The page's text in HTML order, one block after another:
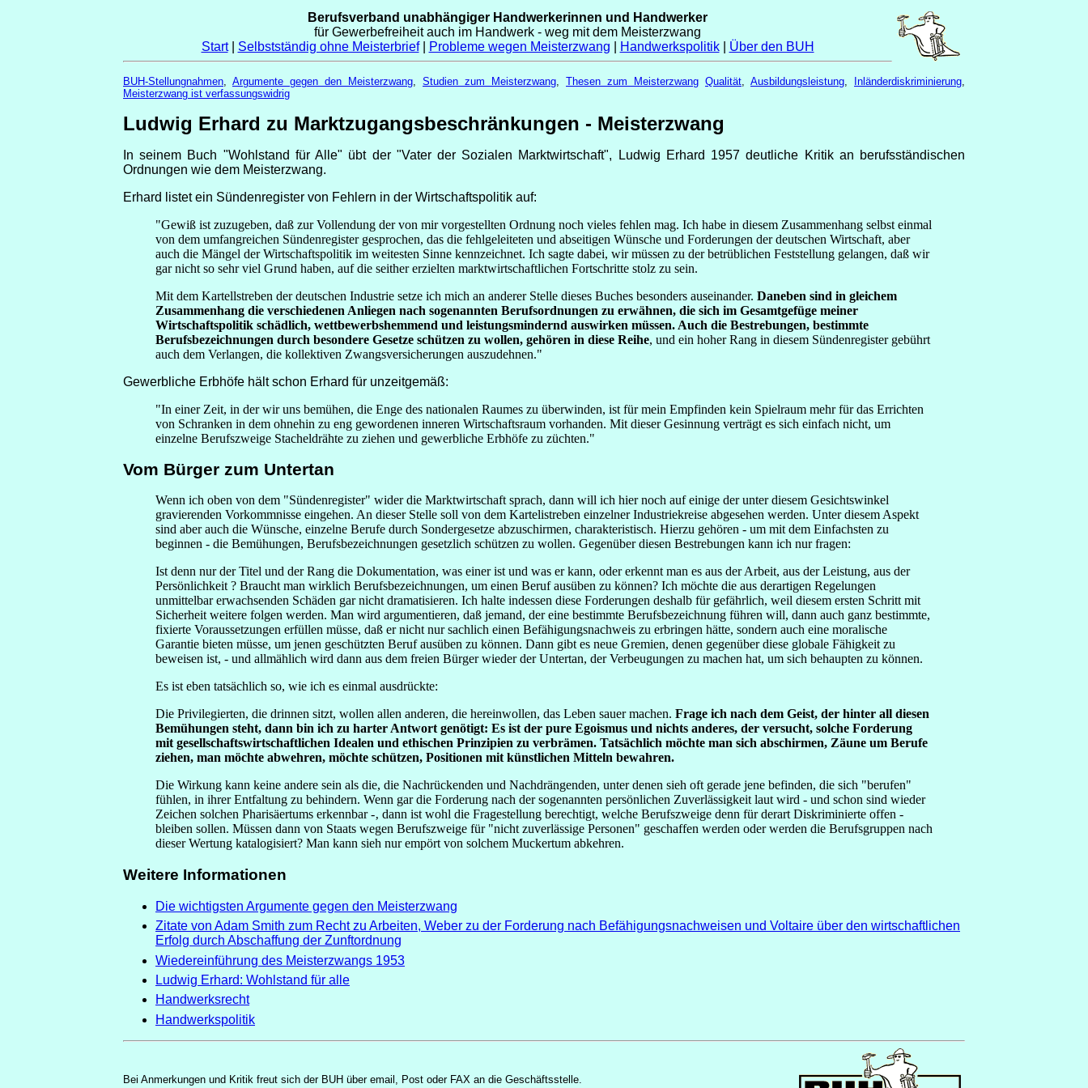
Berufsverband unabhängiger Handwerkerinnen und Handwerker
für Gewerbefreiheit auch im Handwerk - weg mit dem Meisterzwang
Start| Selbstständig ohne Meisterbrief| Probleme wegen Meisterzwang Handwerkspolitik| Über den BUH
BUH-Stellungnahmen Argumente gegen den Meisterzwang Studien zum Meisterzwang Thesen zum Meisterzwang Qualität Ausbildungsleistung Inländerdiskriminierung
Meisterzwang ist verfassungswidrig
Ludwig Erhard zu Marktzugangsbeschränkungen - Meisterzwang
In seinem Buch "Wohlstand für Alle" übt der "Vater der Sozialen Marktwirtschaft", Ludwig Erhard 1957 deutliche Kritik an berufsständischen
Ordnungen wie dem Meisterzwang.
Erhard listet ein Sündenregister von Fehlern in der Wirtschaftspolitik auf:
"Gewiß ist zuzugeben, daß zur Vollendung der von mir vorgestellten Ordnung noch vieles fehlen mag. Ich habe in diesem Zusammenhang selbst einmal
von dem umfangreichen Sündenregister gesprochen, das die fehlgeleiteten und abseitigen Wünsche und Forderungen der deutschen Wirtschaft, aber
auch die Mängel der Wirtschaftspolitik im weitesten Sinne kennzeichnet. Ich sagte dabei, wir müssen zu der betrüblichen Feststellung gelangen, daß wir
gar nicht so sehr viel Grund haben, auf die seither erzielten marktwirtschaftlichen Fortschritte stolz zu sein.
Mit dem Kartellstreben der deutschen Industrie setze ich mich an anderer Stelle dieses Buches besonders auseinander. Daneben sind in gleichem
Zusammenhang die verschiedenen Anliegen nach sogenannten Berufsordnungen zu erwähnen, die sich im Gesamtgefüge meiner
Wirtschaftspolitik schädlich, wettbewerbshemmend und leistungsmindernd auswirken müssen. Auch die Bestrebungen, bestimmte
Berufsbezeichnungen durch besondere Gesetze schützen zu wollen, gehören in diese Reihe, und ein hoher Rang in diesem Sündenregister gebührt
auch dem Verlangen, die kollektiven Zwangsversicherungen auszudehnen."
Gewerbliche Erbhöfe hält schon Erhard für unzeitgemäß:
"In einer Zeit, in der wir uns bemühen, die Enge des nationalen Raumes zu überwinden, ist für mein Empfinden kein Spielraum mehr für das Errichten
von Schranken in dem ohnehin zu eng gewordenen inneren Wirtschaftsraum vorhanden. Mit dieser Gesinnung verträgt es sich einfach nicht, um
einzelne Berufszweige Stacheldrähte zu ziehen und gewerbliche Erbhöfe zu züchten."
Vom Bürger zum Untertan
Wenn ich oben von dem "Sündenregister" wider die Marktwirtschaft sprach, dann will ich hier noch auf einige der unter diesem Gesichtswinkel
gravierenden Vorkommnisse eingehen. An dieser Stelle soll von dem Kartelistreben einzelner Industriekreise abgesehen werden. Unter diesem Aspekt
sind aber auch die Wünsche, einzelne Berufe durch Sondergesetze abzuschirmen, charakteristisch. Hierzu gehören - um mit dem Einfachsten zu
beginnen - die Bemühungen, Berufsbezeichnungen gesetzlich schützen zu wollen. Gegenüber diesen Bestrebungen kann ich nur fragen:
Ist denn nur der Titel und der Rang die Dokumentation, was einer ist und was er kann, oder erkennt man es aus der Arbeit, aus der Leistung, aus der
Persönlichkeit ? Braucht man wirklich Berufsbezeichnungen, um einen Beruf ausüben zu können? Ich möchte die aus derartigen Regelungen
unmittelbar erwachsenden Schäden gar nicht dramatisieren. Ich halte indessen diese Forderungen deshalb für gefährlich, weil diesem ersten Schritt mit
Sicherheit weitere folgen werden. Man wird argumentieren, daß jemand, der eine bestimmte Berufsbezeichnung führen will, dann auch ganz bestimmte,
fixierte Voraussetzungen erfüllen müsse, daß er nicht nur sachlich einen Befähigungsnachweis zu erbringen hätte, sondern auch eine moralische
Garantie bieten müsse, um jenen geschützten Beruf ausüben zu können. Dann gibt es neue Gremien, denen gegenüber diese globale Fähigkeit zu
beweisen ist, - und allmählich wird dann aus dem freien Bürger wieder der Untertan, der Verbeugungen zu machen hat, um sich behaupten zu können.
Es ist eben tatsächlich so, wie ich es einmal ausdrückte:
Die Privilegierten, die drinnen sitzt, wollen allen anderen, die hereinwollen, das Leben sauer machen. Frage ich nach dem Geist, der hinter all diesen
Bemühungen steht, dann bin ich zu harter Antwort genötigt: Es ist der pure Egoismus und nichts anderes, der versucht, solche Forderung
mit gesellschaftswirtschaftlichen Idealen und ethischen Prinzipien zu verbrämen. Tatsächlich möchte man sich abschirmen, Zäune um Berufe
ziehen, man möchte abwehren, möchte schützen, Positionen mit künstlichen Mitteln bewahren.
Die Wirkung kann keine andere sein als die, die Nachrückenden und Nachdrängenden, unter denen sieh oft gerade jene befinden, die sich "berufen"
fühlen, in ihrer Entfaltung zu behindern. Wenn gar die Forderung nach der sogenannten persönlichen Zuverlässigkeit laut wird - und schon sind wieder
Zeichen solchen Pharisäertums erkennbar -‚ dann ist wohl die Fragestellung berechtigt, welche Berufszweige denn für derart Diskriminierte offen -
bleiben sollen. Müssen dann von Staats wegen Berufszweige für "nicht zuverlässige Personen" geschaffen werden oder werden die Berufsgruppen nach
dieser Wertung katalogisiert? Man kann sieh nur empört von solchem Muckertum abkehren.
Weitere Informationen
Die wichtigsten Argumente gegen den Meisterzwang
Zitate von Adam Smith zum Recht zu Arbeiten, Weber zu der Forderung nach Befähigungsnachweisen und Voltaire über den wirtschaftlichen
Erfolg durch Abschaffung der Zunftordnung
Wiedereinführung des Meisterzwangs 1953
Ludwig Erhard: Wohlstand für alle
Handwerksrecht
Handwerkspolitik
Bei Anmerkungen und Kritik freut sich der BUH über email, Post oder FAX an die Geschäftsstelle.